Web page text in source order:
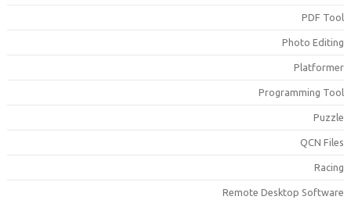
PDF
Photo
Programming
QCN
Remote Desktop